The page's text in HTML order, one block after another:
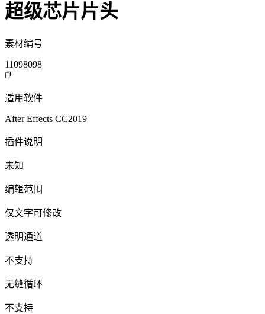
超级芯片片头
素材编号
11098098
适用软件
After Effects CC2019
插件说明
未知
编辑范围
仅文字可修改
透明通道
不支持
无缝循环
不支持